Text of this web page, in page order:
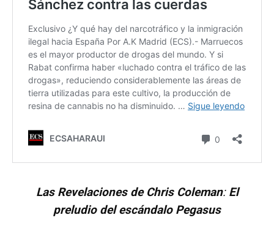
Las Revelaciones de Chris Coleman: El
preludio del escándalo Pegasus